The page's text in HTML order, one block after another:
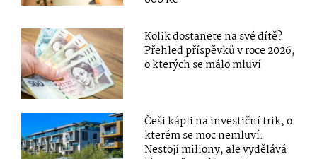
Kolik dostanete na své dítě?
Přehled příspěvků v roce 2026,
o kterých se málo mluví
Češi kápli na investiční trik, o
kterém se moc nemluví.
Nestojí miliony, ale vydělává